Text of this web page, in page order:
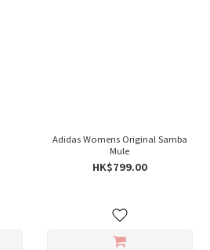
Adidas Womens Original Samba
Mule
HK$799.00